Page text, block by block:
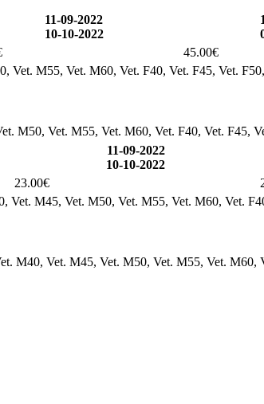
11-09-2022
10-10-2022
45.00€
Vet. M55, Vet. M60, Vet. F40, Vet. F45, Vet.
M50, Vet. M55, Vet. M60, Vet. F40, Vet. F45,
11-09-2022
10-10-2022
23.00€
M45, Vet. M50, Vet. M55, Vet. M60, Vet.
M40, Vet. M45, Vet. M50, Vet. M55, Vet. M60,